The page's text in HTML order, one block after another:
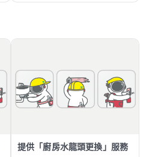
提供「廚房水龍頭更換」服務